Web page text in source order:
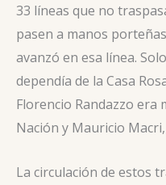
33 líneas que no
pasen a manos
avanzó en esa línea.
dependía de la Casa
Florencio Randazzo
Nación y Mauricio
La circulación de estos